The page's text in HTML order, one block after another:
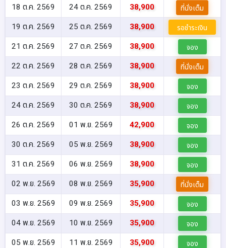
18 ต.ค. 2569 24 ต.ค. 2569 38,900 ที่นั่งเต็ม
19 ต.ค. 2569 25 ต.ค. 2569 38,900 รอชำระเงิน
21 ต.ค. 2569 27 ต.ค. 2569 38,900 จอง
22 ต.ค. 2569 28 ต.ค. 2569 38,900 ที่นั่งเต็ม
23 ต.ค. 2569 29 ต.ค. 2569 38,900 จอง
24 ต.ค. 2569 30 ต.ค. 2569 38,900 จอง
26 ต.ค. 2569 01 พ.ย. 2569 42,900 จอง
30 ต.ค. 2569 05 พ.ย. 2569 38,900 จอง
31 ต.ค. 2569 06 พ.ย. 2569 38,900 จอง
02 พ.ย. 2569 08 พ.ย. 2569 35,900 ที่นั่งเต็ม
03 พ.ย. 2569 09 พ.ย. 2569 35,900 จอง
04 พ.ย. 2569 10 พ.ย. 2569 35,900 จอง
05 พ.ย. 2569 11 พ.ย. 2569 35,900 จอง